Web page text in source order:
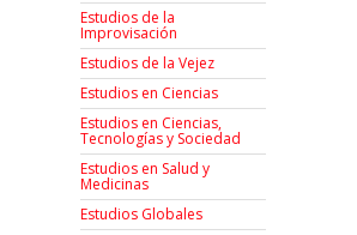
Estudios de la
Improvisación
Estudios de la Vejez
Estudios en Ciencias
Estudios en Ciencias,
Tecnologías y Sociedad
Estudios en Salud y
Medicinas
Estudios Globales